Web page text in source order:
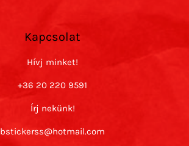
Kapcsolat
Hívj minket!
+36 20 220 9591
Írj nekünk!
bstickerss@hotmail.com